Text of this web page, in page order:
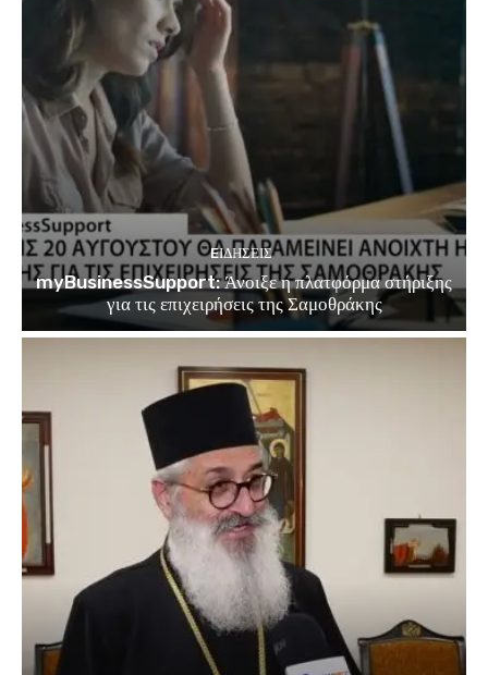
EΙΔΗΣΕΙΣ
myBusinessSupport: Άνοιξε η πλατφόρμα στήριξης
για τις επιχειρήσεις της Σαμοθράκης